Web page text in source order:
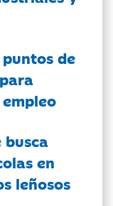
de
busca
en
leñosos